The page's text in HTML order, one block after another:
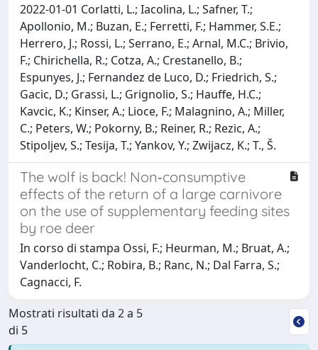
2022-01-01 Corlatti, L.; Iacolina, L.; Safner, T.;
Apollonio, M.; Buzan, E.; Ferretti, F.; Hammer, S.E.;
Herrero, J.; Rossi, L.; Serrano, E.; Arnal, M.C.; Brivio,
F.; Chirichella, R.; Cotza, A.; Crestanello, B.;
Espunyes, J.; Fernandez de Luco, D.; Friedrich, S.;
Gacic, D.; Grassi, L.; Grignolio, S.; Hauffe, H.C.;
Kavcic, K.; Kinser, A.; Lioce, F.; Malagnino, A.; Miller,
C.; Peters, W.; Pokorny, B.; Reiner, R.; Rezic, A.;
Stipoljev, S.; Tesija, T.; Yankov, Y.; Zwijacz, K.; T., Š.
The wolf is back! Non‐consumptive
effects of the return of a large carnivore
on the use of supplementary feeding sites
by roe deer
In corso di stampa Ossi, F.; Heurman, M.; Bruat, A.;
Vanderlocht, C.; Robira, B.; Ranc, N.; Dal Farra, S.;
Cagnacci, F.
Mostrati risultati da 2 a 5
di 5